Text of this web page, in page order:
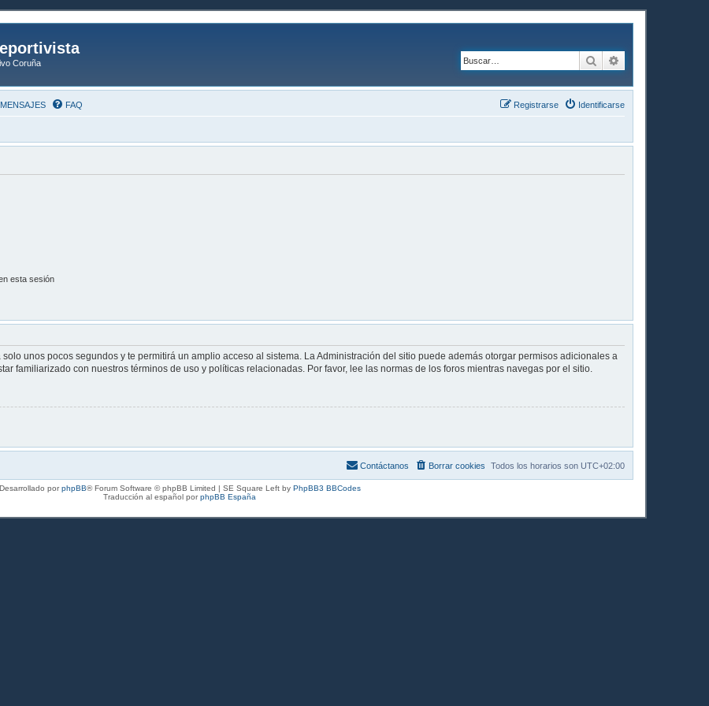
Coruña Buscar
FAQ Identificarse
Registrarse
esta sesión
unos pocos segundos y te permitirá un amplio acceso al sistema. La Administración del sitio puede además otorgar permisos adicionales a
familiarizado con nuestros términos de uso y políticas relacionadas. Por favor, lee las normas de los foros mientras navegas por el sitio.
Todos los horarios son UTC+02:00
Borrar cookies
Contáctanos
Desarrollado porphpBB® Forum Software © phpBB Limited | SE Square Left by PhpBB3 BBCodes
Traducción al español porphpBB España